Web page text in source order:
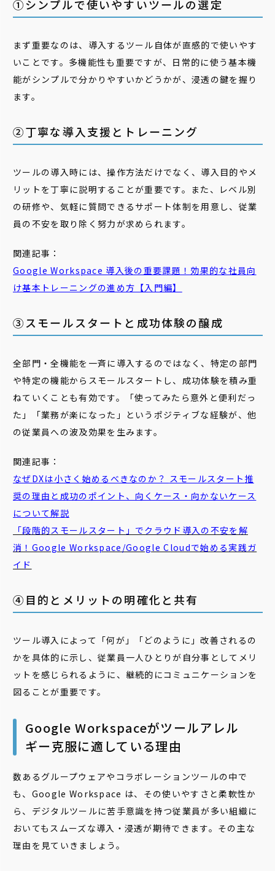
①シンプルで使いやすいツールの選定
まず重要なのは、導入するツール自体が直感的で使いやす
いことです。多機能性も重要ですが、日常的に使う基本機
能がシンプルで分かりやすいかどうかが、浸透の鍵を握り
ます。
②丁寧な導入支援とトレーニング
ツールの導入時には、操作方法だけでなく、導入目的やメ
リットを丁寧に説明することが重要です。また、レベル別
の研修や、気軽に質問できるサポート体制を用意し、従業
員の不安を取り除く努力が求められます。
関連記事：
Google Workspace 導入後の重要課題！効果的な社員向
け基本トレーニングの進め方【入門編】
③スモールスタートと成功体験の醸成
全部門・全機能を一斉に導入するのではなく、特定の部門
や特定の機能からスモールスタートし、成功体験を積み重
ねていくことも有効です。「使ってみたら意外と便利だっ
た」「業務が楽になった」というポジティブな経験が、他
の従業員への波及効果を生みます。
関連記事：
なぜDXは小さく始めるべきなのか？ スモールスタート 推
奨の理由と成功のポイント、向くケース・向かないケース
について解説
「段階的スモールスタート 」でクラウド導入の不安を解
消！Google Workspace/Google Cloudで始める実践ガ
イド
④目的とメリットの明確化と共有
ツール導入によって「何が」「どのように」改善されるの
かを具体的に示し、従業員一人ひとりが自分事としてメリ
ットを感じられるように、継続的にコミュニケーションを
図ることが重要です。
Google Workspaceがツールアレル
ギー克服に適している理由
数あるグループウェアやコラボレーションツールの中で
も、Google Workspace は、その使いやすさと柔軟性か
ら、デジタルツールに苦手意識を持つ従業員が多い組織に
おいてもスムーズな導入・浸透が期待できます。その主な
理由を見ていきましょう。